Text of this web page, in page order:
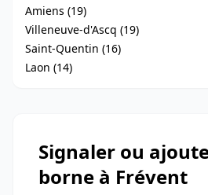
Amiens (19)
Villeneuve-d'Ascq (19)
Saint-Quentin (16)
Laon (14)
Signaler ou
borne à Frévent